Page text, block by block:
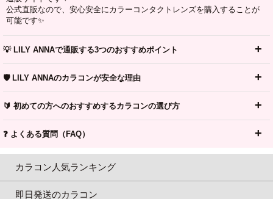
公式直販なので、安心安全にカラーコンタクトレンズを購入することが
可能です✨
💡 LILY ANNAで通販する3つのおすすめポイント
🛡️ LILY ANNAのカラコンが安全な理由
🔰 初めての方へのおすすめするカラコンの選び方
❓ よくある質問（FAQ）
カラコン人気ランキング
即日発送のカラコン